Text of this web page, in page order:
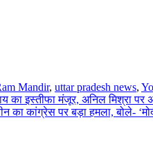
Mandir, uttar pradesh news,
का इस्तीफा मंजूर, अनिल मिश्रा पर
का कांग्रेस पर बड़ा हमला, बोले-